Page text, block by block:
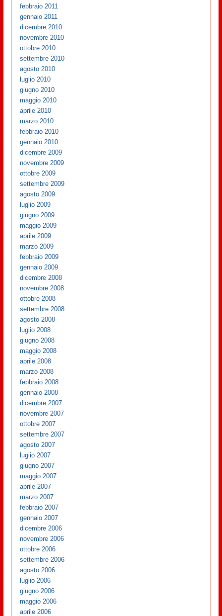
febbraio 2011
gennaio 2011
dicembre 2010
novembre 2010
ottobre 2010
settembre 2010
agosto 2010
luglio 2010
giugno 2010
maggio 2010
aprile 2010
marzo 2010
febbraio 2010
gennaio 2010
dicembre 2009
novembre 2009
ottobre 2009
settembre 2009
agosto 2009
luglio 2009
giugno 2009
maggio 2009
aprile 2009
marzo 2009
febbraio 2009
gennaio 2009
dicembre 2008
novembre 2008
ottobre 2008
settembre 2008
agosto 2008
luglio 2008
giugno 2008
maggio 2008
aprile 2008
marzo 2008
febbraio 2008
gennaio 2008
dicembre 2007
novembre 2007
ottobre 2007
settembre 2007
agosto 2007
luglio 2007
giugno 2007
maggio 2007
aprile 2007
marzo 2007
febbraio 2007
gennaio 2007
dicembre 2006
novembre 2006
ottobre 2006
settembre 2006
agosto 2006
luglio 2006
giugno 2006
maggio 2006
aprile 2006